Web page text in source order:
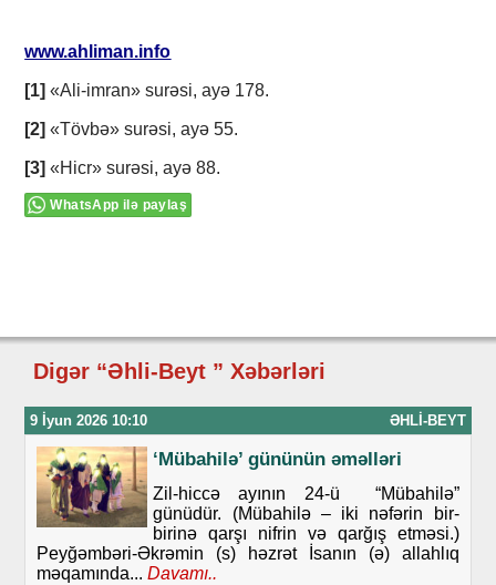
www.ahliman.info
[1] «Ali-imran» surəsi, ayə 178.
[2] «Tövbə» surəsi, ayə 55.
[3] «Hicr» surəsi, ayə 88.
WhatsApp ilə paylaş
Digər “Əhli-Beyt ” Xəbərləri
9 İyun 2026 10:10 ƏHLI-BEYT
‘Mübahilə’ gününün əməlləri
Zil-hiccə ayının 24-ü “Mübahilə”
günüdür. (Mübahilə – iki nəfərin bir-
birinə qarşı nifrin və qarğış etməsi.)
Peyğəmbəri-Əkrəmin (s) həzrət İsanın (ə) allahlıq
məqamında... Davamı..